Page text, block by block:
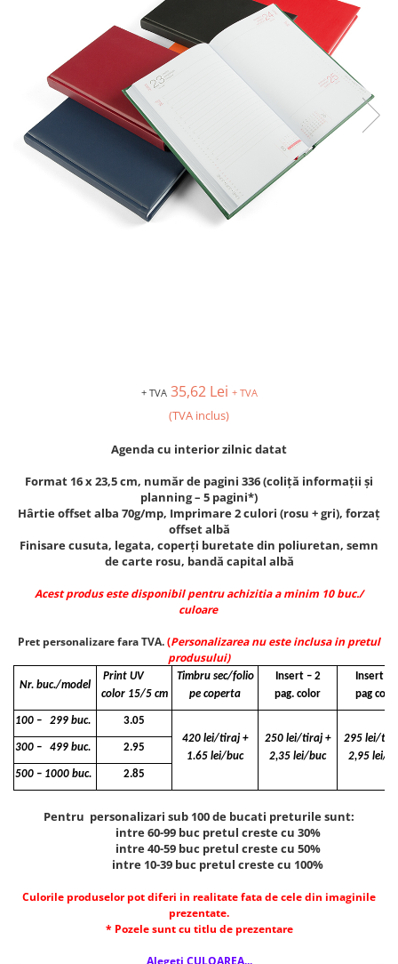
+ TVA 35,62 Lei + TVA
(TVA inclus)
Agenda cu interior zilnic datat
Format 16 x 23,5 cm, număr de pagini 336 (coliţă informaţii și
planning – 5 pagini*)
Hârtie offset alba 70g/mp, Imprimare 2 culori (rosu + gri), forzaţ
offset albă
Finisare cusuta, legata, coperţi buretate din poliuretan, semn
de carte rosu, bandă capital albă
Acest produs este disponibil pentru achizitia a minim 10 buc./
culoare
Pret personalizare fara TVA.(Personalizarea nu este inclusa in pretul
produsului)
Nr. buc./model
Print UV
color 15/5 cm
Timbru sec/folio
pe coperta
Insert – 2
pag. color
Insert - 4
pag color
100 – 299 buc.
3.05
420 lei/tiraj +
1.65 lei/buc
250 lei/tiraj +
2,35 lei/buc
295 lei/
2,95 lei/
300 – 499 buc. 2.95
500 – 1000 buc. 2.85
Pentru personalizari sub 100 de bucati preturile sunt:
intre 60-99 buc pretul creste cu 30%
intre 40-59 buc pretul creste cu 50%
intre 10-39 buc pretul creste cu 100%
Culorile produselor pot diferi in realitate fata de cele din imaginile
prezentate.
* Pozele sunt cu titlu de prezentare